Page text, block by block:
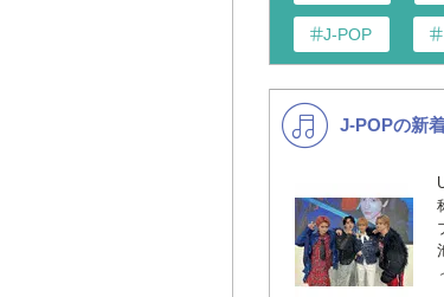
J-POP
K-POP
VTuber
J-POPの新